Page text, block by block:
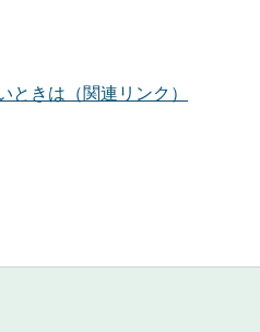
ときは（関連リンク）